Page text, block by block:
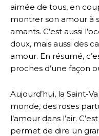
aimée de tous, en
montrer son amour à
amants. C’est aussi
doux, mais aussi des
amour. En résumé,
proches d’une façon
Aujourd’hui, la Saint-
monde, des roses
l’amour dans l’air.
permet de dire un